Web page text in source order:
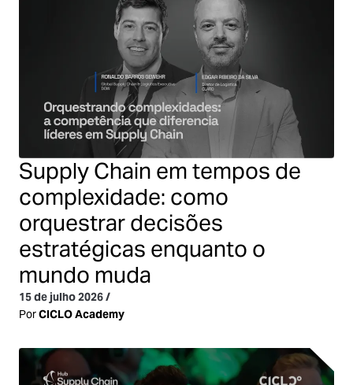
Supply Chain em tempos de
complexidade: como
orquestrar decisões
estratégicas enquanto o
mundo muda
15 de julho 2026/
PorCICLO Academy